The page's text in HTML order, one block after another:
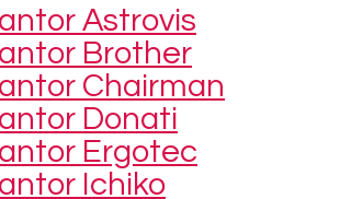
Astrovis
Brother
Chairman
Donati
Ergotec
Ichiko